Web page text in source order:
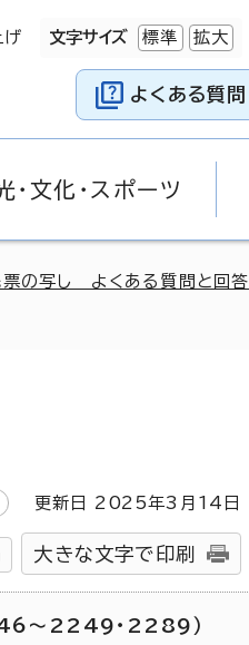
げ 文字サイズ 標準 拡大
よくある質問
・文化・スポーツ
票の写し よくある質問と回答
更新日 2025年3月 14 日
大きな文字で印刷
～2249・2289）